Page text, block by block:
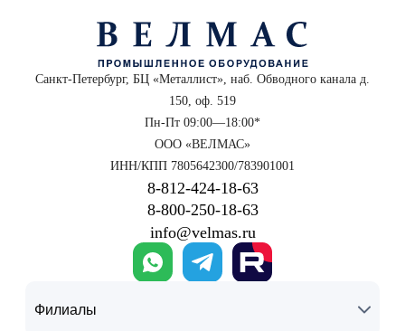
Санкт-Петербург, БЦ «Металлист», наб. Обводного канала д.
150, оф. 519
Пн-Пт 09:00—18:00*
ООО «ВЕЛМАС»
ИНН/КПП 7805642300/783901001
8‑812‑424‑18‑63
8‑800‑250‑18‑63
info@velmas.ru
Филиалы